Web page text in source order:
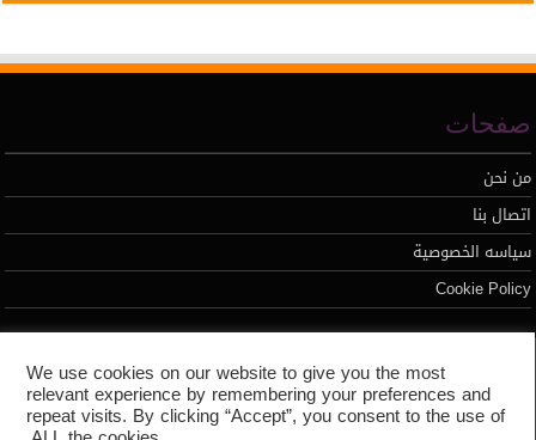
صفحات
من نحن
اتصال بنا
سياسه الخصوصية
Cookie Policy
تطوير محمد السيد
We use cookies on our website to give you the most
relevant experience by remembering your preferences and
repeat visits. By clicking “Accept”, you consent to the use of